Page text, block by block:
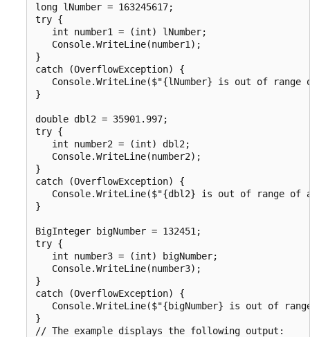
long lNumber = 163245617;
try {
   int number1 = (int) lNumber;
   Console.WriteLine(number1);
}
catch (OverflowException) {
Console.WriteLine($"{lNumber} is out of range
}
double dbl2 = 35901.997;
try {
   int number2 = (int) dbl2;
   Console.WriteLine(number2);
}
catch (OverflowException) {
Console.WriteLine($"{dbl2} is out of range of
}
BigInteger bigNumber = 132451;
try {
   int number3 = (int) bigNumber;
   Console.WriteLine(number3);
}
catch (OverflowException) {
Console.WriteLine($"{bigNumber} is out of
}
// The example displays the following output: